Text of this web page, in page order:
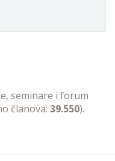
seminare i forum
članova: 39.550).